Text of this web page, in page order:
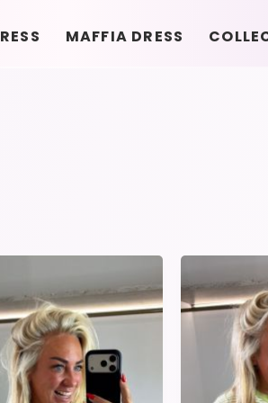
MAFFIA DRESS